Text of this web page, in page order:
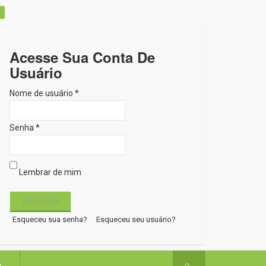
Acesse Sua Conta De
Usuário
Nome de usuário *
Senha *
Lembrar de mim
Esqueceu sua senha? Esqueceu seu usuário?